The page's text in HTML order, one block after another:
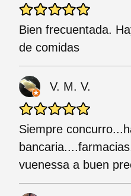
Bien frecuentada.
de comidas
V. M. V.
Siempre
vuenessa a buen